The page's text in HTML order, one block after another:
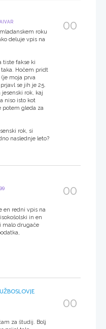
roku
deluje vpis na
tiste fakse ki
Hočem pridt
moja prva
se jih je 25.
rok, kaj
niso isto kot
potem gleda za
rok, si
naslednje leto?
00
en redni vpis na
in en
malo drugače
00
za študij. Bolj
00